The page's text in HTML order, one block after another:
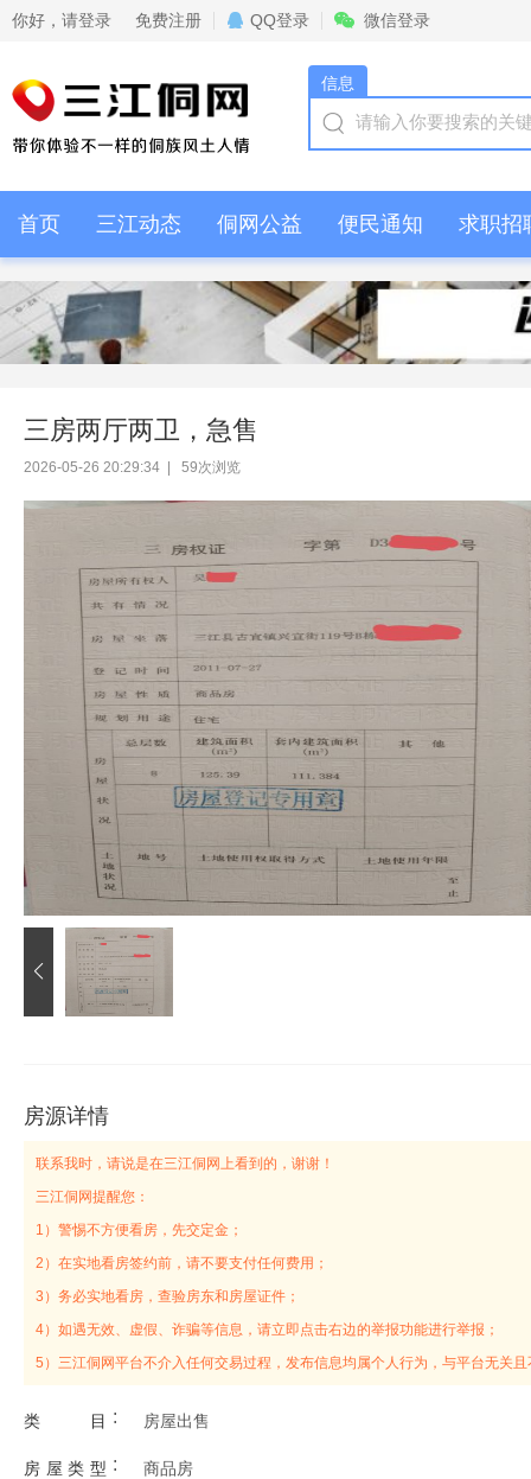
你好， 请登录 免费注册 QQ登录 微信登录
信息
首页 三江动态 侗网公益 便民通知 求职招
情感交流 商家活动
三房两厅两卫，急售
2026-05-26 20:29:34 59次浏览
房源详情
联系我时，请说是在三江侗网上看到的，谢谢！
三江侗网提醒您：
1）警惕不方便看房，先交定金；
2）在实地看房签约前，请不要支付任何费用；
3）务必实地看房，查验房东和房屋证件；
4）如遇无效、虚假、诈骗等信息，请立即点击右边的举报功能进行举报；
5）三江侗网平台不介入任何交易过程，发布信息均属个人行为，与平台无关
类目 : 房屋出售
房屋类型 : 商品房